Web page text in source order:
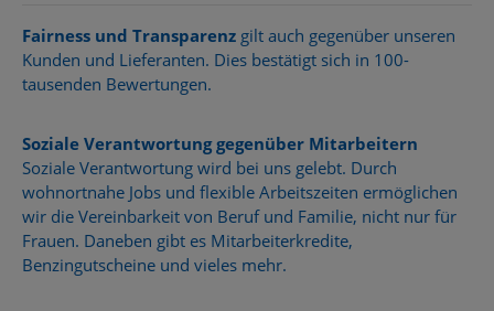
Fairness und Transparenz gilt auch gegenüber unseren
Kunden und Lieferanten. Dies bestätigt sich in 100-
tausenden Bewertungen.
Soziale Verantwortung gegenüber Mitarbeitern
Soziale Verantwortung wird bei uns gelebt. Durch
wohnortnahe Jobs und flexible Arbeitszeiten ermöglichen
wir die Vereinbarkeit von Beruf und Familie, nicht nur für
Frauen. Daneben gibt es Mitarbeiterkredite,
Benzingutscheine und vieles mehr.